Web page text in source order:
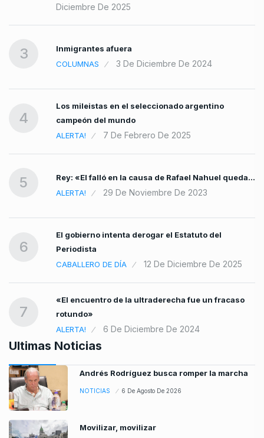
Diciembre De 2025
3
Inmigrantes afuera
COLUMNAS
3 De Diciembre De 2024
4
Los mileistas en el seleccionado argentino
campeón del mundo
ALERTA!
7 De Febrero De 2025
5
Rey: «El falló en la causa de Rafael Nahuel queda…
ALERTA!
29 De Noviembre De 2023
6
El gobierno intenta derogar el Estatuto del
Periodista
CABALLERO DE DÍA
12 De Diciembre De 2025
7
«El encuentro de la ultraderecha fue un fracaso
rotundo»
ALERTA!
6 De Diciembre De 2024
Ultimas Noticias
Andrés Rodríguez busca romper la marcha
NOTICIAS 6 De Agosto De 2026
Movilizar, movilizar